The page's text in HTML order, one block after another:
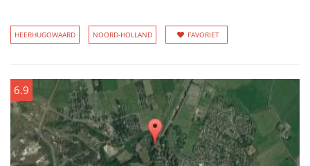
HEERHUGOWAARD NOORD-HOLLAND FAVORIET
6.9